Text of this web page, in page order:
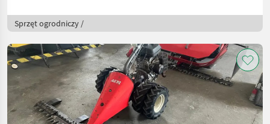
Sprzęt ogrodniczy /